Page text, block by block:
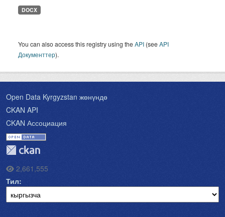
DOCX
You can also access this registry using theAPI (seeAPI
Документтер).
Open Data Kyrgyzstan жөнүндө
CKAN API
CKAN Ассоциация
2,661,555
Тил